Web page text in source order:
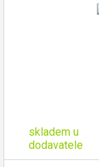
skladem u
dodavatele